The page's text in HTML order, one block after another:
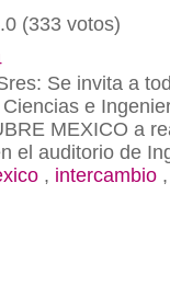
(333 votos)
Se invita a
e
MEXICO a
el auditorio de
, intercambio